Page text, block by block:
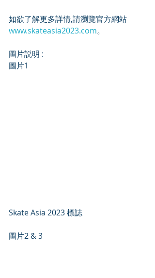
如欲了解更多詳情,請瀏覽官方網站
www.skateasia2023.com。
圖片説明 :
圖片1
Skate Asia 2023 標誌
圖片2 & 3